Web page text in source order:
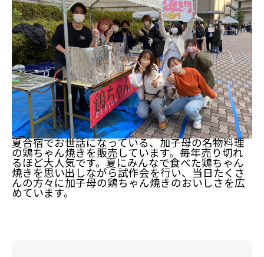
夏合宿でお世話になっている、加子母の名物料理
の鶏ちゃん焼きを販売しています。毎年売り切れ
るほど大人気です。夏にみんなで食べた鶏ちゃん
焼きを思い出しながら試作会を行い、当日たくさ
んの方々に加子母の鶏ちゃん焼きのおいしさを広
めています。